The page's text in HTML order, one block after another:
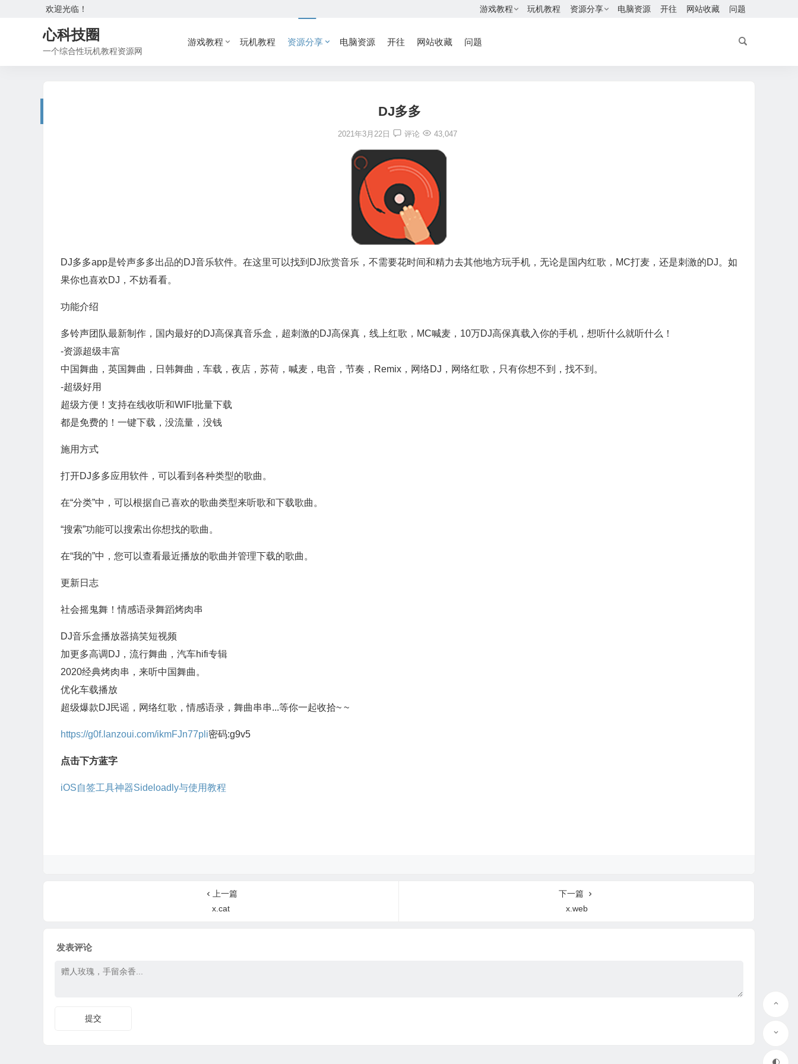
欢迎光临！ 游戏教程 玩机教程 资源分享 电脑资源 开往 网站收藏 问题
心科技圈
一个综合性玩机教程资源网
游戏教程 玩机教程 资源分享 电脑资源 开往 网站收藏 问题
DJ多多
2021年3月22日 评论 43,047
DJ多多app是铃声多多出品的DJ音乐软件。在这里可以找到DJ欣赏音乐，不需要花时间和精力去其他地方玩手机，无论是国内红歌，MC打麦，还是刺激的DJ。如
果你也喜欢DJ，不妨看看。
功能介绍
多铃声团队最新制作，国内最好的DJ高保真音乐盒，超刺激的DJ高保真，线上红歌，MC喊麦，10万DJ高保真载入你的手机，想听什么就听什么！
-资源超级丰富
中国舞曲，英国舞曲，日韩舞曲，车载，夜店，苏荷，喊麦，电音，节奏，Remix，网络DJ，网络红歌，只有你想不到，找不到。
-超级好用
超级方便！支持在线收听和WIFI批量下载
都是免费的！一键下载，没流量，没钱
施用方式
打开DJ多多应用软件，可以看到各种类型的歌曲。
在“分类”中，可以根据自己喜欢的歌曲类型来听歌和下载歌曲。
“搜索”功能可以搜索出你想找的歌曲。
在“我的”中，您可以查看最近播放的歌曲并管理下载的歌曲。
更新日志
社会摇鬼舞！情感语录舞蹈烤肉串
DJ音乐盒播放器搞笑短视频
加更多高调DJ，流行舞曲，汽车hifi专辑
2020经典烤肉串，来听中国舞曲。
优化车载播放
超级爆款DJ民谣，网络红歌，情感语录，舞曲串串...等你一起收拾~ ~
https://g0f.lanzoui.com/ikmFJn77pli密码:g9v5
点击下方蓝字
iOS自签工具神器Sideloadly与使用教程
上一篇
x.cat
下一篇
x.web
发表评论